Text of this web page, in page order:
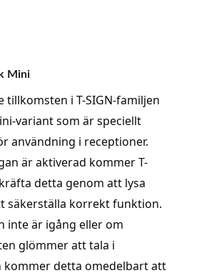
Mini
tillkomsten i T-SIGN-familjen
variant som är speciellt
användning i receptioner.
är aktiverad kommer T-
detta genom att lysa
säkerställa korrekt funktion.
inte är igång eller om
glömmer att tala i
kommer detta omedelbart att